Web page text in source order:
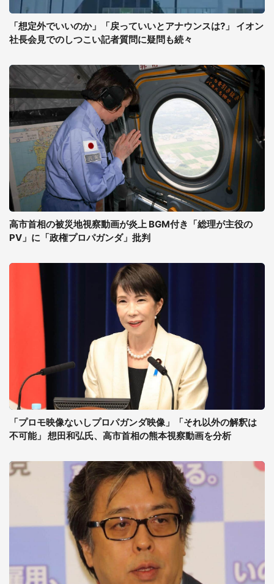
「想定外でいいのか」「戻っていいとアナウンスは?」 イオン
社長会見でのしつこい記者質問に疑問も続々
高市首相の被災地視察動画が炎上 BGM付き「総理が主役の
PV」に「政権プロパガンダ」批判
「プロモ映像ないしプロパガンダ映像」「それ以外の解釈は
不可能」 想田和弘氏、高市首相の熊本視察動画を分析